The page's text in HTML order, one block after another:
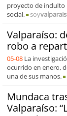
proyecto de indulto
social.
soy
Valparaíso:
robo a
05-08 La
ocurrido en enero,
una de sus manos.
Mundaca
Valparaíso: